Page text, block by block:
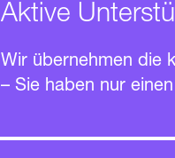
Aktive
Wir übernehmen die
– Sie haben nur